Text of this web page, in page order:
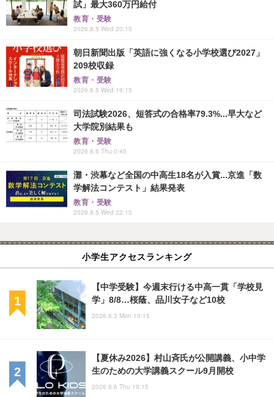
試」最大360万円給付
教育・受験
2026.8.5 Wed 20:15
朝日新聞出版「英語に強くなる小学校選び2027」
209校収録
教育・受験
2026.8.5 Wed 19:15
司法試験2026、短答式の合格率79.3%...早大など
大学院別結果も
教育・受験
2026.8.6 Thu 0:45
灘・渋幕など全国の中高生18名が入賞...京進「数
学解法コンテスト」結果発表
教育・受験
2026.8.5 Wed 22:15
小学生アクセスランキング
【中学受験】今週末行ける中高一貫「学校見
学」8/8…桜蔭、品川女子など10校
2026.8.3 Mon 10:15
【夏休み2026】村山斉氏が公開講義、小中学
生のための大学講義スクール9月開校
2026.8.6 Thu 19:15